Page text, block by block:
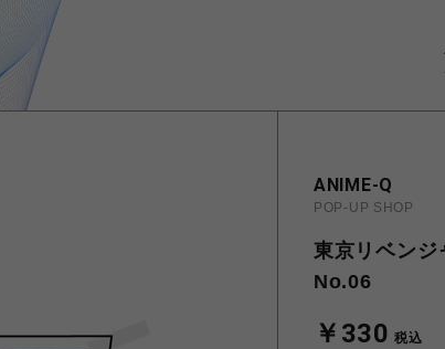
ANIME-Q
POP-UP SHOP
東京リベンジ
No.06
￥330 税込